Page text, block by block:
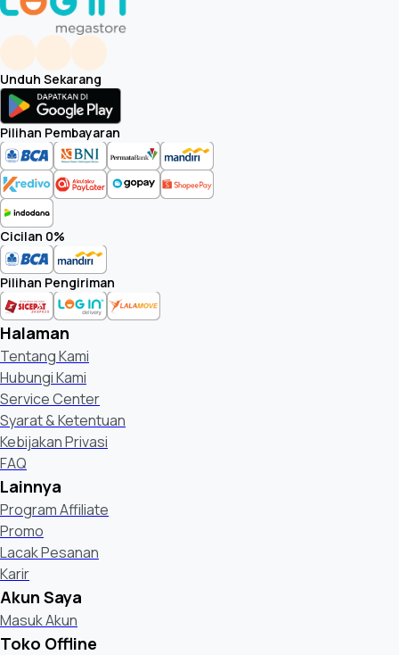
Unduh Sekarang
Pilihan Pembayaran
Cicilan 0%
Pilihan Pengiriman
Halaman
Tentang Kami
Hubungi Kami
Service Center
Syarat & Ketentuan
Kebijakan Privasi
FAQ
Lainnya
Program Affiliate
Promo
Lacak Pesanan
Karir
Akun Saya
Masuk Akun
Toko Offline